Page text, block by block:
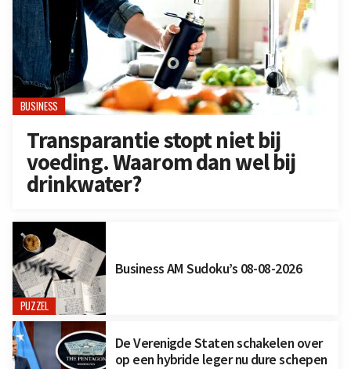
BUSINESS
Transparantie stopt niet bij
voeding. Waarom dan wel bij
drinkwater?
PUZZEL
Business AM Sudoku’s 08-08-2026
De Verenigde Staten schakelen over
op een hybride leger nu dure schepen